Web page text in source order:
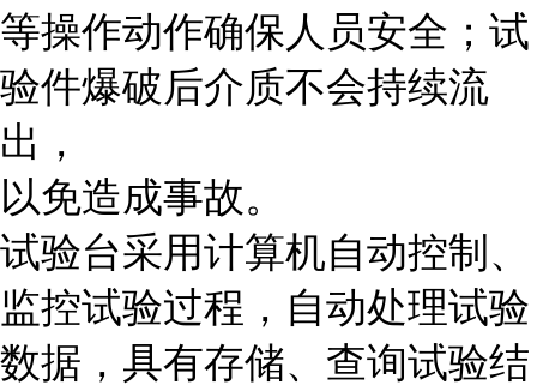
等操作动作确保人员安全；试
验件爆破后介质不会持续流
出，
以免造成事故。
试验台采用计算机自动控制、
监控试验过程，自动处理试验
数据，具有存储、查询试验结